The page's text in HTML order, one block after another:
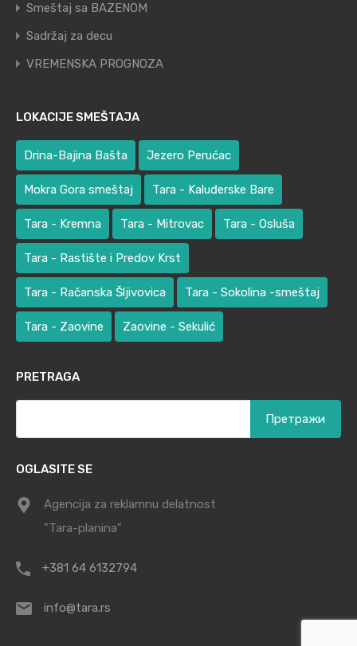
Smeštaj sa BAZENOM
Sadržaj za decu
VREMENSKA PROGNOZA
LOKACIJE SMEŠTAJA
Drina-Bajina Bašta Jezero Perućac
Mokra Gora smeštaj Tara - Kaluđerske Bare
Tara - Kremna Tara - Mitrovac Tara - Osluša
Tara - Rastište i Predov Krst
Tara - Račanska Šljivovica Tara - Sokolina -smeštaj
Tara - Zaovine Zaovine - Sekulić
PRETRAGA
OGLASITE SE
Agencija za reklamnu delatnost
"Tara-planina"
+381 64 6132794
info@tara.rs